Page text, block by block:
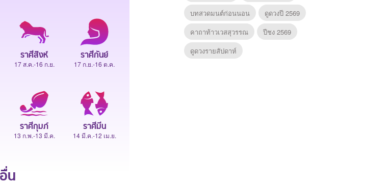
ราศีสิงห์
17 ส.ค.-16 ก.ย.
ราศีกันย์
17 ก.ย.-16 ต.ค.
ราศีกุมภ์
13 ก.พ.-13 มี.ค.
ราศีมีน
14 มี.ค.-12 เม.ย.
น
บทสวดมนต์ก่อนนอน
ดูดวงปี 2569
คาถาท้าวเวสสุวรรณ
ปีชง 2569
ดูดวงรายสัปดาห์